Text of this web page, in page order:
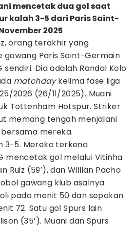
mencetak dua gol saat
kalah 3-5 dari Paris Saint-
2025
orang terakhir yang
gawang Paris Saint-Germain
sendiri. Dia adalah Randal Kolo
matchdaykelima fase liga
2026 (26/11/2025). Muani
Tottenham Hotspur. Striker
memang tengah menjalani
mereka.
3-5. Mereka terkena
mencetak gol melalui Vitinha
Ruiz (59’), dan Willian Pacho
gawang klub asalnya
pada menit 50 dan sepakan
72. Satu gol Spurs lain
(35’). Muani dan Spurs